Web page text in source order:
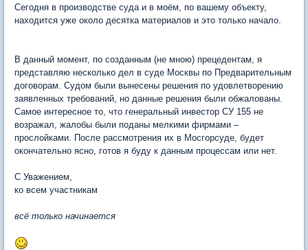
Сегодня в производстве суда и в моём, по вашему объекту,
находится уже около десятка материалов и это только начало.
В данный момент, по созданным (не мною) прецедентам, я
представляю несколько дел в суде Москвы по Предварительным
договорам. Судом были вынесены решения по удовлетворению
заявленных требований, но данные решения были обжалованы.
Самое интересное то, что генеральный инвестор СУ 155 не
возражал, жалобы были поданы мелкими фирмами –
прослойками. После рассмотрения их в Мосгорсуде, будет
окончательно ясно, готов я буду к данным процессам или нет.
С Уважением,
ко всем участникам
всё только начинается